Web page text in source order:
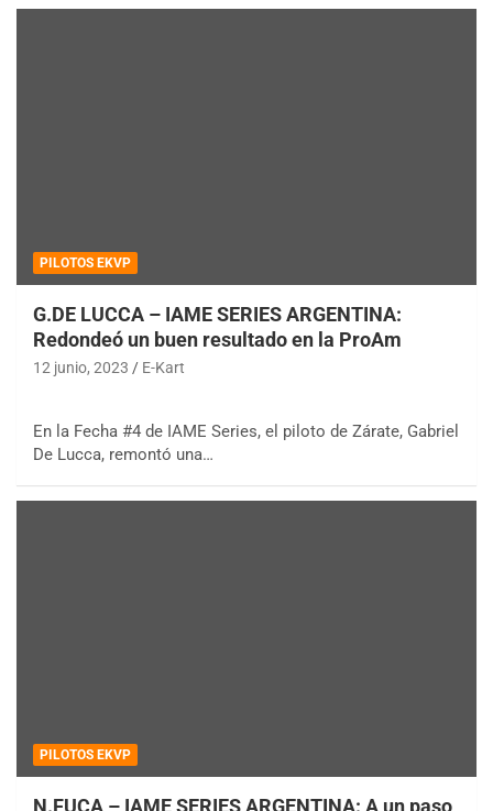
PILOTOS EKVP
G.DE LUCCA – IAME SERIES ARGENTINA:
Redondeó un buen resultado en la ProAm
12 junio, 2023 E-Kart
En la Fecha #4 de IAME Series, el piloto de Zárate, Gabriel
De Lucca, remontó una…
PILOTOS EKVP
N.FUCA – IAME SERIES ARGENTINA: A un paso